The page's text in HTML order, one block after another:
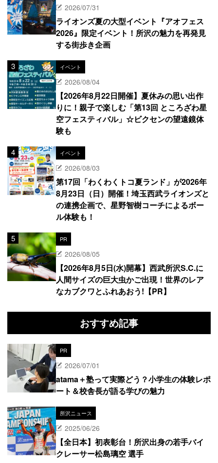
2026/07/31
ライオンズ夏の大型イベント『アオフェス
2026』限定イベント！所沢の魅力を再発見
する街歩き企画
イベント
2026/08/04
【2026年8月22日開催】夏休みの思い出作
りに！親子で楽しむ「第13回 ところざわ星
空フェスティバル」☆ビクセンの望遠鏡体
験も
イベント
2026/08/03
第17回「わくわくトコ夏ランド」が2026年
8月23日（日）開催！埼玉西武ライオンズと
の連携企画で、星野智樹コーチによるボー
ル体験も！
PR
2026/08/05
【2026年8月5日(水)開幕】西武所沢S.C.に
人間サイズの巨大虫かご出現！世界のレア
なカブクワとふれあおう!【PR】
おすすめ記事
PR
2026/07/01
atama＋塾って実際どう？小学生の体験レポ
ート＆校舎長が語る学びの魅力
所沢ニュース
2025/06/26
【全日本】初表彰台！所沢出身の若手バイ
クレーサー松島璃空 選手